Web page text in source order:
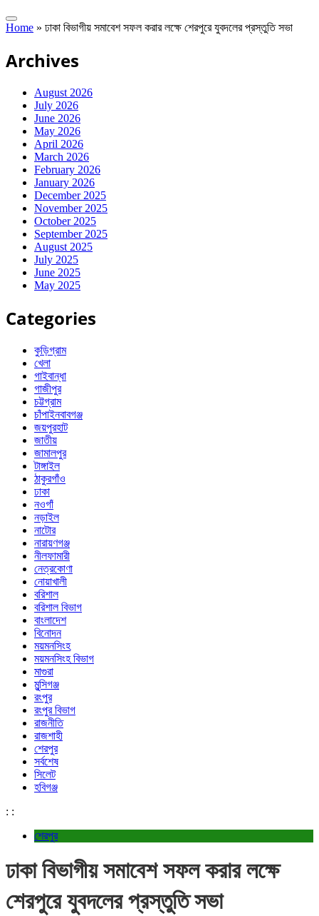
Home » ঢাকা বিভাগীয় সমাবেশ সফল করার লক্ষে শেরপুরে যুবদলের প্রস্তুতি সভা
Archives
August 2026
July 2026
June 2026
May 2026
April 2026
March 2026
February 2026
January 2026
December 2025
November 2025
October 2025
September 2025
August 2025
July 2025
June 2025
May 2025
Categories
কুড়িগ্রাম
খেলা
গাইবান্ধা
গাজীপুর
চট্টগ্রাম
চাঁপাইনবাবগঞ্জ
জয়পুরহাট
জাতীয়
জামালপুর
টাঙ্গাইল
ঠাকুরগাঁও
ঢাকা
নওগাঁ
নড়াইল
নাটোর
নারায়ণগঞ্জ
নীলফামারী
নেত্রকোণা
নোয়াখালী
বরিশাল
বরিশাল বিভাগ
বাংলাদেশ
বিনোদন
ময়মনসিংহ
ময়মনসিংহ বিভাগ
মাগুরা
মুন্সিগঞ্জ
রংপুর
রংপুর বিভাগ
রাজনীতি
রাজশাহী
শেরপুর
সর্বশেষ
সিলেট
হবিগঞ্জ
: :
শেরপুর
ঢাকা বিভাগীয় সমাবেশ সফল করার লক্ষে
শেরপুরে যুবদলের প্রস্তুতি সভা